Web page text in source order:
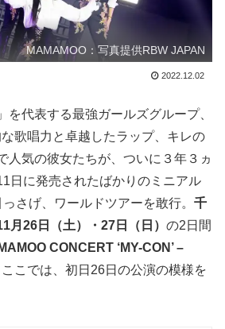
MAMAMOO：写真提供RBW JAPAN
2022.12.02
を代表する最強ガールズグループ、
歌唱力と卓越したラップ、キレの
人気の彼女たちが、ついに３年３ヵ
日に発売されたばかりのミニアル
っさげ、ワールドツアーを敢行。 千
月26日（土）・27日（日） の2日間
CONCERT ‘MY-CON’ –
こでは、初日26日の公演の模様を